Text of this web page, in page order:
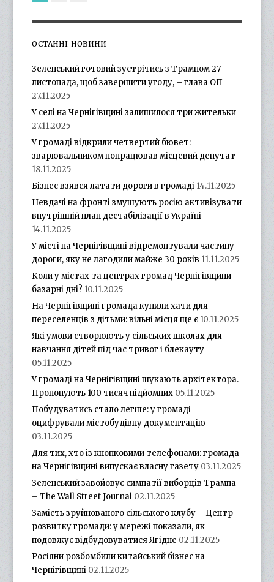
ОСТАННІ НОВИНИ
Зеленський готовий зустрітись з Трампом 27
листопада, щоб завершити угоду, – глава ОП
27.11.2025
У селі на Чернігівщині залишилося три жительки
27.11.2025
У громаді відкрили четвертий бювет:
зварювальником попрацював місцевий депутат
18.11.2025
Бізнес взявся латати дороги в громаді 14.11.2025
Невдачі на фронті змушують росію активізувати
внутрішній план дестабілізації в Україні
14.11.2025
У місті на Чернігівщині відремонтували частину
дороги, яку не лагодили майже 30 років 11.11.2025
Коли у містах та центрах громад Чернігівщини
базарні дні? 10.11.2025
На Чернігівщині громада купили хати для
переселенців з дітьми: вільні місця ще є 10.11.2025
Які умови створюють у сільських школах для
навчання дітей під час тривог і блекауту
05.11.2025
У громаді на Чернігівщині шукають архітектора.
Пропонують 100 тисяч підйомних 05.11.2025
Побудуватись стало легше: у громаді
оцифрували містобудівну документацію
03.11.2025
Для тих, хто із кнопковими телефонами: громада
на Чернігівщині випускає власну газету 03.11.2025
Зеленський завойовує симпатії виборців Трампа
– The Wall Street Journal 02.11.2025
Замість зруйнованого сільського клубу – Центр
розвитку громади: у мережі показали, як
подовжує відбудовуватися Ягідне 02.11.2025
Росіяни розбомбили китайський бізнес на
Чернігівщині 02.11.2025